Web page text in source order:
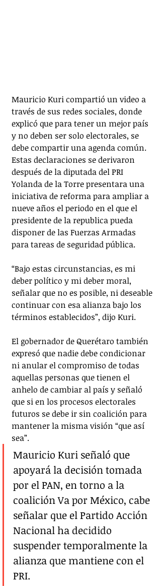
Mauricio Kuri compartió un video a
través de sus redes sociales, donde
explicó que para tener un mejor país
y no deben ser solo electorales, se
debe compartir una agenda común.
Estas declaraciones se derivaron
después de la diputada del PRI
Yolanda de la Torre presentara una
iniciativa de reforma para ampliar a
nueve años el periodo en el que el
presidente de la republica pueda
disponer de las Fuerzas Armadas
para tareas de seguridad pública.
“Bajo estas circunstancias, es mi
deber político y mi deber moral,
señalar que no es posible, ni deseable
continuar con esa alianza bajo los
términos establecidos”, dijo Kuri.
El gobernador de Querétaro también
expresó que nadie debe condicionar
ni anular el compromiso de todas
aquellas personas que tienen el
anhelo de cambiar al país y señaló
que si en los procesos electorales
futuros se debe ir sin coalición para
mantener la misma visión “que así
sea”.
Mauricio Kuri señaló que
apoyará la decisión tomada
por el PAN, en torno a la
coalición Va por México, cabe
señalar que el Partido Acción
Nacional ha decidido
suspender temporalmente la
alianza que mantiene con el
PRI.